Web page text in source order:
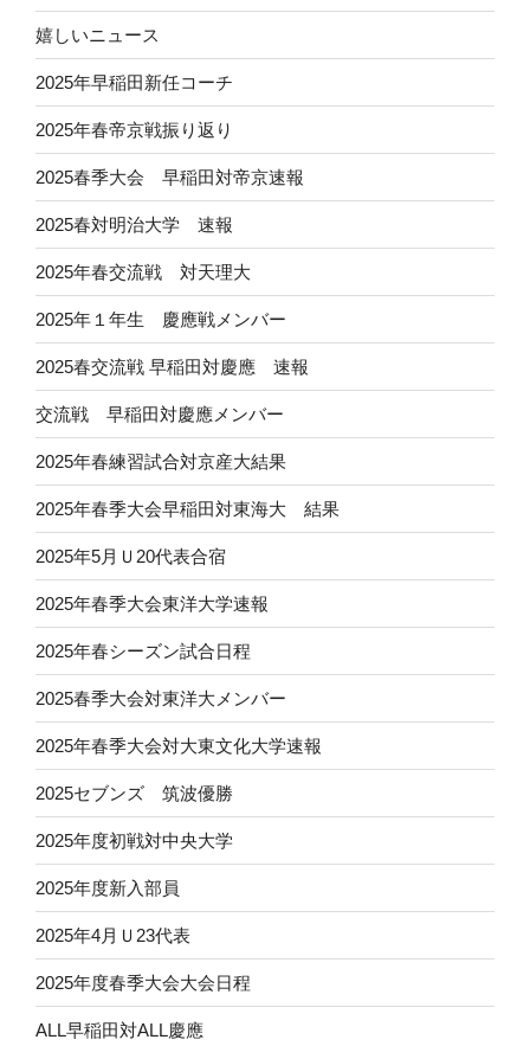
嬉しいニュース
2025年早稲田新任コーチ
2025年春帝京戦振り返り
2025春季大会 早稲田対帝京速報
2025春対明治大学 速報
2025年春交流戦 対天理大
2025年１年生 慶應戦メンバー
2025春交流戦 早稲田対慶應 速報
交流戦 早稲田対慶應メンバー
2025年春練習試合対京産大結果
2025年春季大会早稲田対東海大 結果
2025年5月Ｕ20代表合宿
2025年春季大会東洋大学速報
2025年春シーズン試合日程
2025春季大会対東洋大メンバー
2025年春季大会対大東文化大学速報
2025セブンズ 筑波優勝
2025年度初戦対中央大学
2025年度新入部員
2025年4月Ｕ23代表
2025年度春季大会大会日程
ALL早稲田対ALL慶應